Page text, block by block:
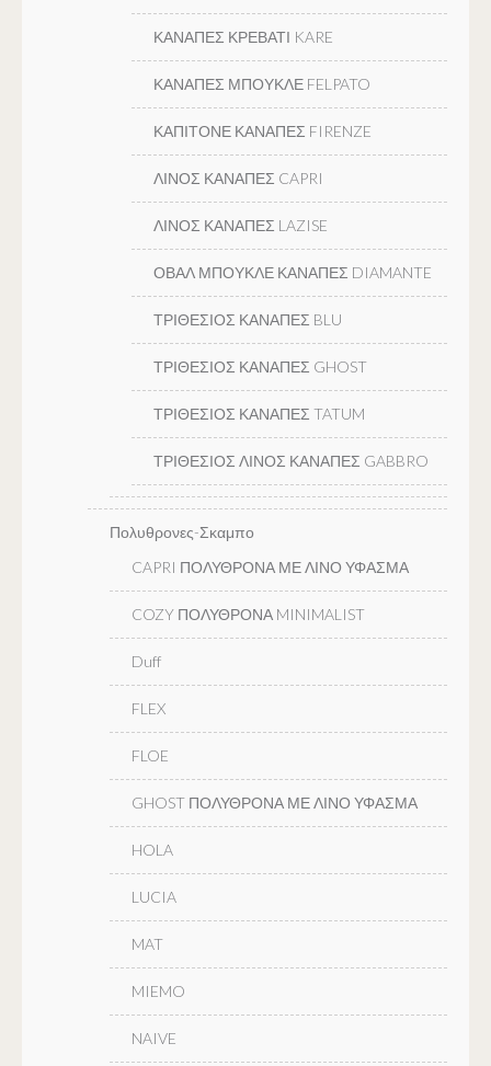
ΚΑΝΑΠΕΣ ΚΡΕΒΑΤΙ KARE
ΚΑΝΑΠΕΣ ΜΠΟΥΚΛΕ FELPATO
ΚΑΠΙΤΟΝΕ ΚΑΝΑΠΕΣ FIRENZE
ΛΙΝΟΣ ΚΑΝΑΠΕΣ CAPRI
ΛΙΝΟΣ ΚΑΝΑΠΕΣ LAZISE
ΟΒΑΛ ΜΠΟΥΚΛΕ ΚΑΝΑΠΕΣ DIAMANTE
ΤΡΙΘΕΣΙΟΣ ΚΑΝΑΠΕΣ BLU
ΤΡΙΘΕΣΙΟΣ ΚΑΝΑΠΕΣ GHOST
ΤΡΙΘΕΣΙΟΣ ΚΑΝΑΠΕΣ TATUM
ΤΡΙΘΕΣΙΟΣ ΛΙΝΟΣ ΚΑΝΑΠΕΣ GABBRO
Πολυθρονες-Σκαμπο
CAPRI ΠΟΛΥΘΡΟΝΑ ΜΕ ΛΙΝΟ ΥΦΑΣΜΑ
COZY ΠΟΛΥΘΡΟΝΑ MINIMALIST
Duff
FLEX
FLOE
GHOST ΠΟΛΥΘΡΟΝΑ ΜΕ ΛΙΝΟ ΥΦΑΣΜΑ
HOLA
LUCIA
MAT
MIEMO
NAIVE